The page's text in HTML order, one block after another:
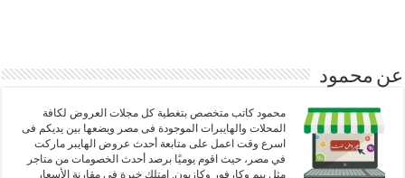
عن محمود
محمود كاتب متخصص بتغطية كل مجلات العروض لكافة
المحلات والهايبرات الموجودة فى مصر ويضعها بين يديكم فى
اسرع وقت اعمل على متابعة أحدث عروض الهايبر ماركت
في مصر، حيث اقوم يوميًا برصد أحدث الخصومات من متاجر
مثل بيم وكارفور وكازيون. امتلك خبرة في مقارنة الأسعار